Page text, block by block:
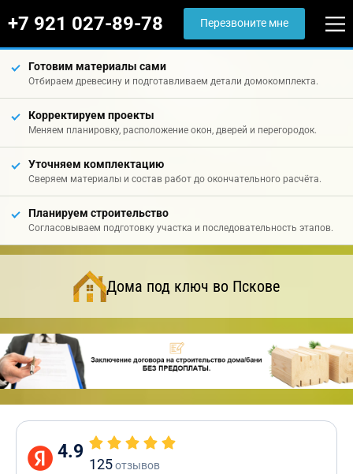
+7 921 027-89-78 Перезвоните мне
Готовим материалы сами
Отбираем древесину и подготавливаем детали домокомплекта.
Корректируем проекты
Меняем планировку, расположение окон, дверей и перегородок.
Уточняем комплектацию
Сверяем материалы и состав работ до окончательного расчёта.
Планируем строительство
Согласовываем подготовку участка и последовательность этапов.
Дома под ключ во Пскове
4.9
125отзывов